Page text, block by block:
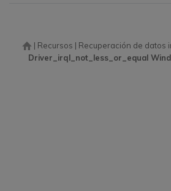
| Recursos | Recuperación de datos
Driver_irql_not_less_or_equal